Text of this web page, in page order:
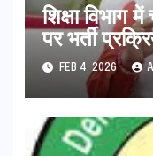
शिक्षा विभाग
पर भर्ती
FEB 4, 2026